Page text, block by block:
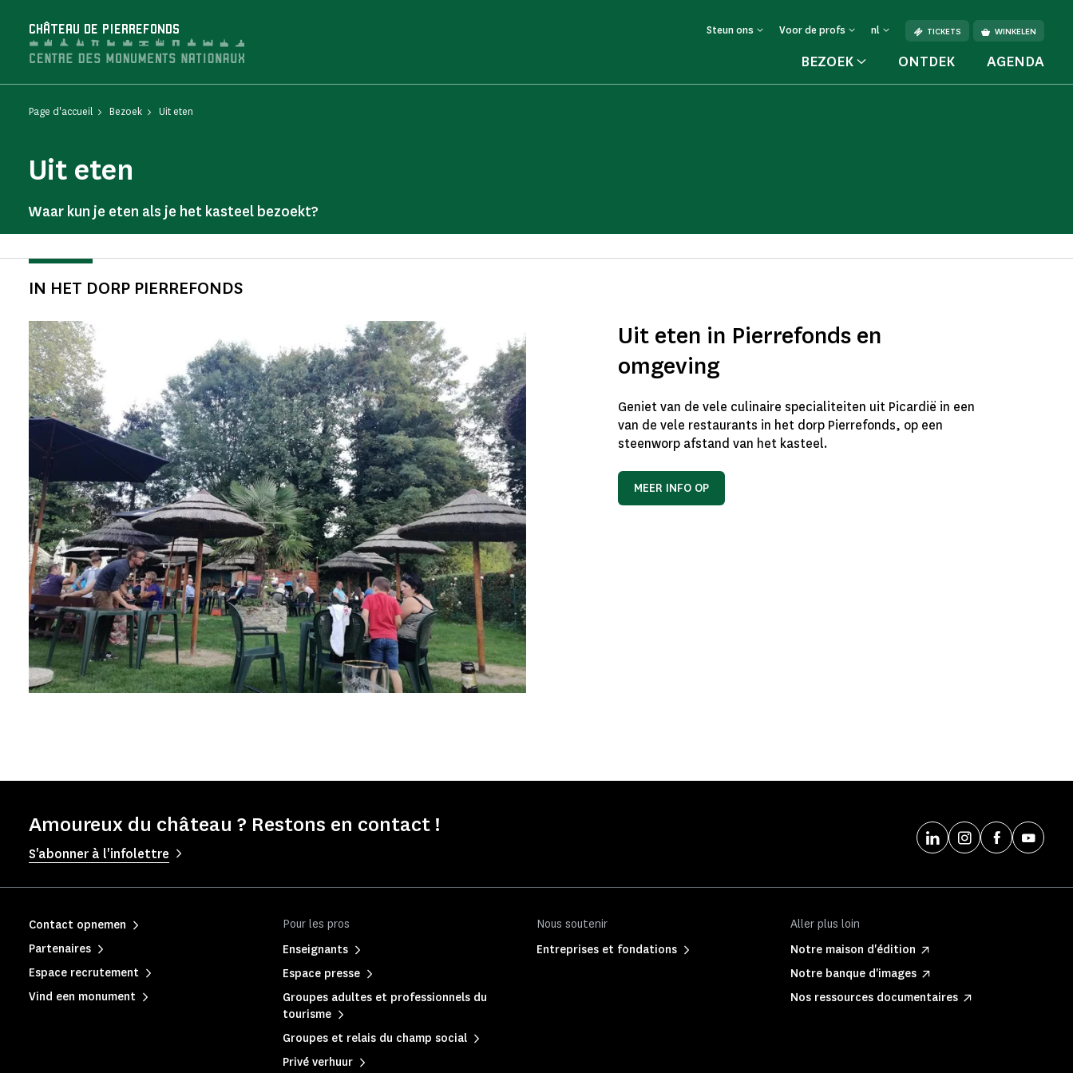
CHÂTEAU DE PIERREFONDS Steun ons Voor de profs nl TICKETS WINKELEN
BEZOEK ONTDEK AGENDA
Page d'accueil Bezoek Uit eten
Uit eten
Waar kun je eten als je het kasteel bezoekt?
IN HET DORP PIERREFONDS
Uit eten in Pierrefonds en
omgeving
Geniet van de vele culinaire specialiteiten uit Picardië in een
van de vele restaurants in het dorp Pierrefonds, op een
steenworp afstand van het kasteel.
MEER INFO OP
Amoureux du château ? Restons en contact !
S'abonner à l'infolettre
Pour les pros
Enseignants
Espace presse
Groupes adultes et professionnels du
tourisme
Groupes et relais du champ social
Privé verhuur
Nous soutenir
Entreprises et fondations
Aller plus loin
Notre maison d'édition
Notre banque d'images
Nos ressources documentaires
Contact opnemen
Partenaires
Espace recrutement
Vind een monument